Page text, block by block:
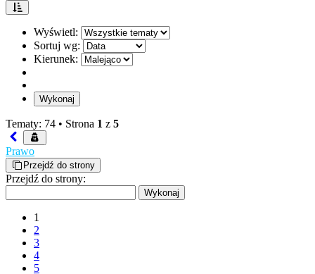
Wyświetl:
Sortuj wg:
Kierunek:
Tematy: 74 • Strona 1 z 5
Prawo
Przejdź do strony
Przejdź do strony:
1
2
3
4
5